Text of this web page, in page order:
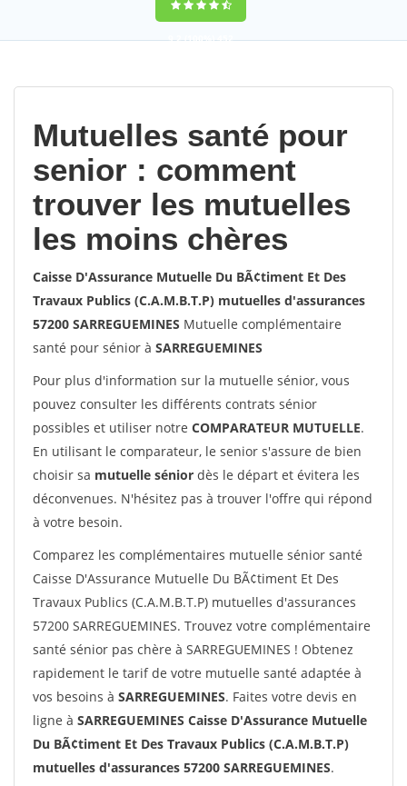
9,2(100%)452
Mutuelles santé pour
senior : comment
trouver les mutuelles
les moins chères
Caisse D'Assurance Mutuelle Du BÃ¢timent Et Des
Travaux Publics (C.A.M.B.T.P) mutuelles d'assurances
57200 SARREGUEMINES Mutuelle complémentaire
santé pour sénior à SARREGUEMINES
Pour plus d'information sur la mutuelle sénior, vous
pouvez consulter les différents contrats sénior
possibles et utiliser notre COMPARATEUR MUTUELLE.
En utilisant le comparateur, le senior s'assure de bien
choisir sa mutuelle sénior dès le départ et évitera les
déconvenues. N'hésitez pas à trouver l'offre qui répond
à votre besoin.
Comparez les complémentaires mutuelle sénior santé
Caisse D'Assurance Mutuelle Du BÃ¢timent Et Des
Travaux Publics (C.A.M.B.T.P) mutuelles d'assurances
57200 SARREGUEMINES. Trouvez votre complémentaire
santé sénior pas chère à SARREGUEMINES ! Obtenez
rapidement le tarif de votre mutuelle santé adaptée à
vos besoins à SARREGUEMINES. Faites votre devis en
ligne à SARREGUEMINES Caisse D'Assurance Mutuelle
Du BÃ¢timent Et Des Travaux Publics (C.A.M.B.T.P)
mutuelles d'assurances 57200 SARREGUEMINES.